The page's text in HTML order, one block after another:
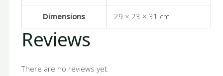
Dimensions 29 × 23 × 31 cm
Reviews
There are no reviews yet.